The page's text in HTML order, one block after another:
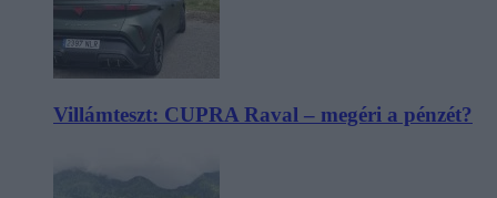
Villámteszt: CUPRA Raval – megéri a pénzét?